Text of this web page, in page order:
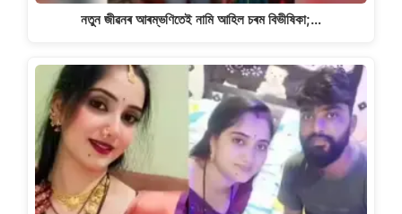
নতুন জীৱনৰ আৰম্ভণিতেই নামি আহিল চৰম বিভীষিকা;…